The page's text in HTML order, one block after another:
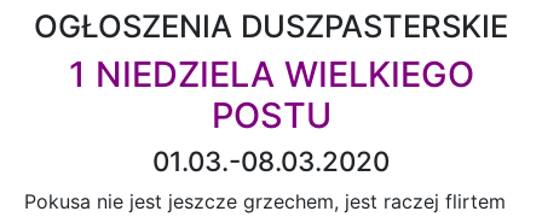
OGŁOSZENIA DUSZPASTERSKIE
1 NIEDZIELA WIELKIEGO
POSTU
01.03.-08.03.2020
Pokusa nie jest jeszcze grzechem, jest raczej flirtem